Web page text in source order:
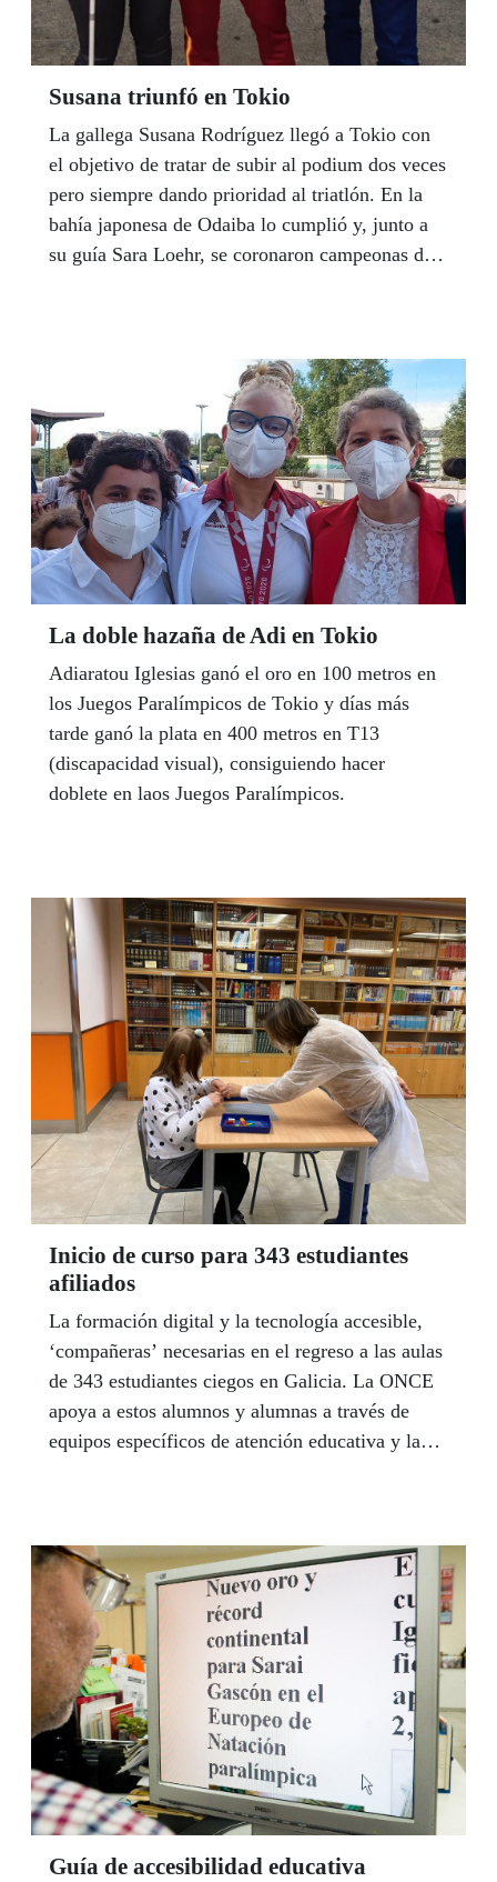
Susana triunfó en Tokio
La gallega Susana Rodríguez llegó a Tokio con
el objetivo de tratar de subir al podium dos veces
pero siempre dando prioridad al triatlón. En la
bahía japonesa de Odaiba lo cumplió y, junto a
su guía Sara Loehr, se coronaron campeonas de
La doble hazaña de Adi en Tokio
Adiaratou Iglesias ganó el oro en 100 metros en
los Juegos Paralímpicos de Tokio y días más
tarde ganó la plata en 400 metros en T13
(discapacidad visual), consiguiendo hacer
doblete en laos Juegos Paralímpicos.
Inicio de curso para 343 estudiantes
afiliados
La formación digital y la tecnología accesible,
‘compañeras’ necesarias en el regreso a las aulas
de 343 estudiantes ciegos en Galicia. La ONCE
apoya a estos alumnos y alumnas a través de
equipos específicos de atención educativa y la
Guía de accesibilidad educativa